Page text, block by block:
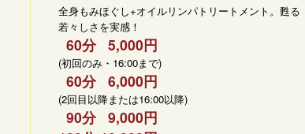
全身もみほぐし+オイルリンパトリートメント。甦る
若々しさを実感！
60分 5,000円
(初回のみ・16:00まで)
60分 6,000円
(2回目以降または16:00以降)
90分 9,000円